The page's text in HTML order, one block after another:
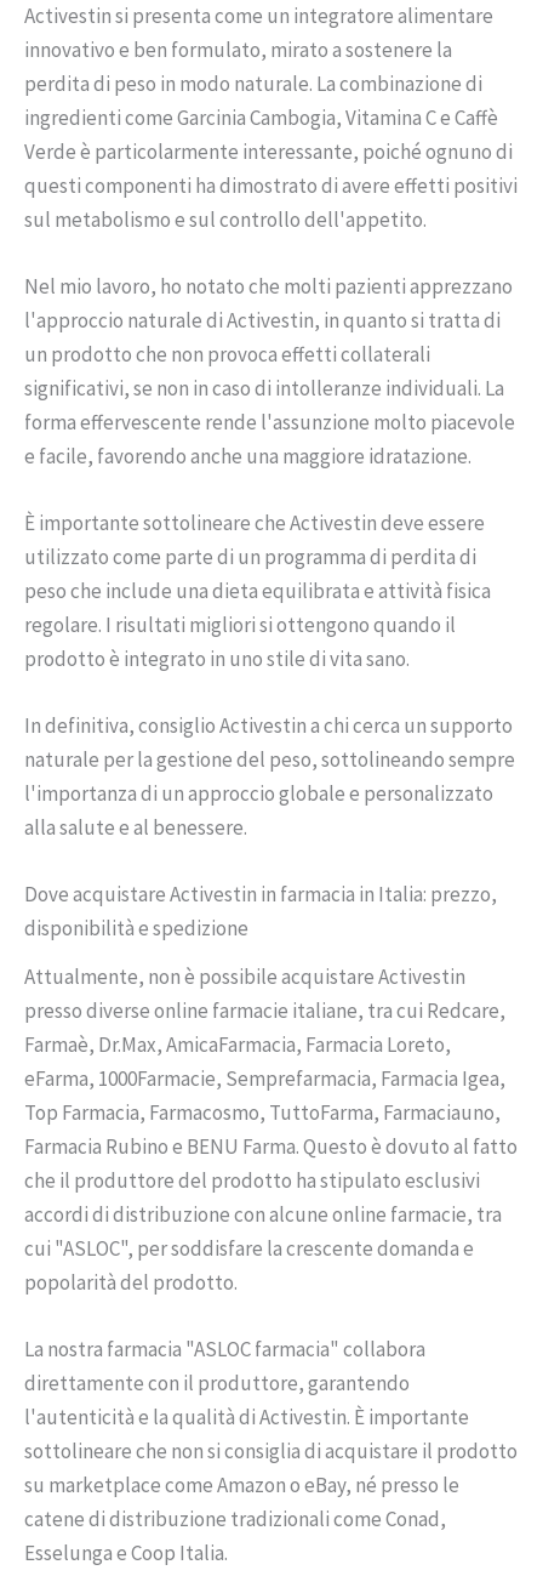
Activestin si presenta come un integratore alimentare
innovativo e ben formulato, mirato a sostenere la
perdita di peso in modo naturale. La combinazione di
ingredienti come Garcinia Cambogia, Vitamina C e Caffè
Verde è particolarmente interessante, poiché ognuno di
questi componenti ha dimostrato di avere effetti positivi
sul metabolismo e sul controllo dell'appetito.
Nel mio lavoro, ho notato che molti pazienti apprezzano
l'approccio naturale di Activestin, in quanto si tratta di
un prodotto che non provoca effetti collaterali
significativi, se non in caso di intolleranze individuali. La
forma effervescente rende l'assunzione molto piacevole
e facile, favorendo anche una maggiore idratazione.
È importante sottolineare che Activestin deve essere
utilizzato come parte di un programma di perdita di
peso che include una dieta equilibrata e attività fisica
regolare. I risultati migliori si ottengono quando il
prodotto è integrato in uno stile di vita sano.
In definitiva, consiglio Activestin a chi cerca un supporto
naturale per la gestione del peso, sottolineando sempre
l'importanza di un approccio globale e personalizzato
alla salute e al benessere.
Dove acquistare Activestin in farmacia in Italia: prezzo,
disponibilità e spedizione
Attualmente, non è possibile acquistare Activestin
presso diverse online farmacie italiane, tra cui Redcare,
Farmaè, Dr.Max, AmicaFarmacia, Farmacia Loreto,
eFarma, 1000Farmacie, Semprefarmacia, Farmacia Igea,
Top Farmacia, Farmacosmo, TuttoFarma, Farmaciauno,
Farmacia Rubino e BENU Farma. Questo è dovuto al fatto
che il produttore del prodotto ha stipulato esclusivi
accordi di distribuzione con alcune online farmacie, tra
cui "ASLOC", per soddisfare la crescente domanda e
popolarità del prodotto.
La nostra farmacia "ASLOC farmacia" collabora
direttamente con il produttore, garantendo
l'autenticità e la qualità di Activestin. È importante
sottolineare che non si consiglia di acquistare il prodotto
su marketplace come Amazon o eBay, né presso le
catene di distribuzione tradizionali come Conad,
Esselunga e Coop Italia.